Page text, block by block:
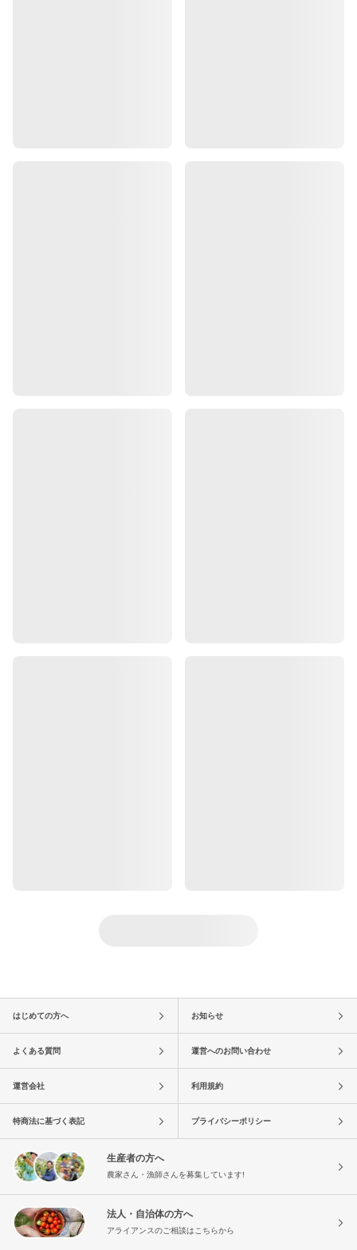
はじめての方へ お知らせ
よくある質問 運営へのお問い合わせ
運営会社 利用規約
特商法に基づく表記 プライバシーポリシー
生産者の方へ
農家さん・漁師さんを募集しています!
法人・自治体の方へ
アライアンスのご相談はこちらから